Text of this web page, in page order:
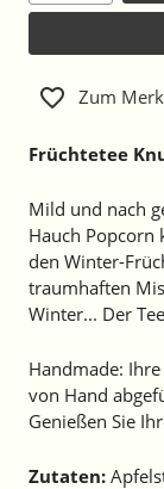
Zum
Früchtetee
Mild und nach
Hauch Popcorn
den Winter-
traumhaften
Winter... Der
Handmade:
von Hand
Genießen Sie
Zutaten: